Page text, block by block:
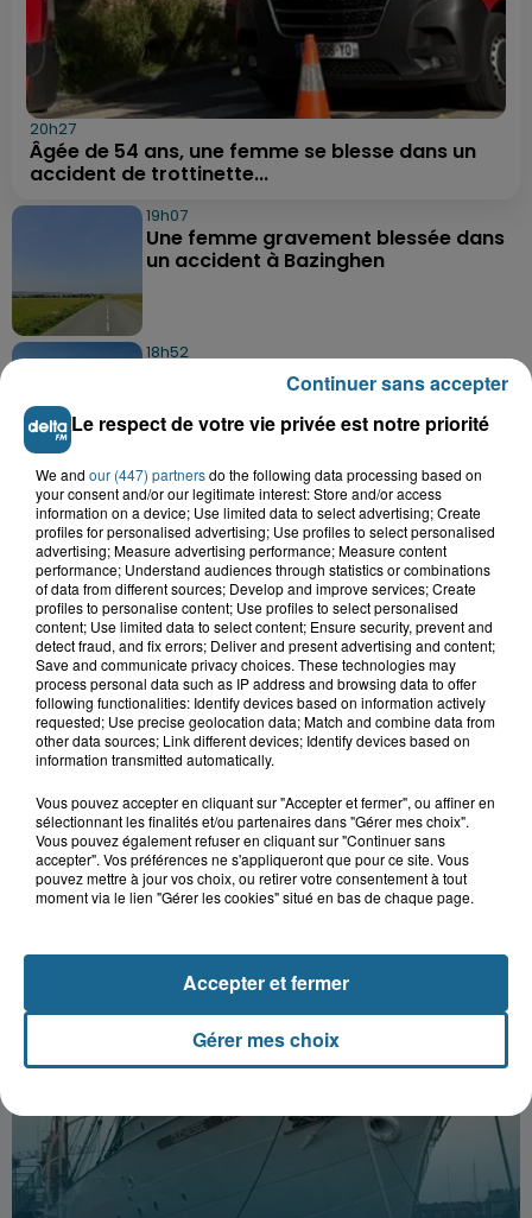
20h27
Âgée de 54 ans, une femme se blesse dans un
accident de trottinette...
19h07
Une femme gravement blessée dans
un accident à Bazinghen
18h52
Neufchâtel-Hardelot : un
rassemblement pour rendre
hommage aux...
18h04
Violent accident à Cléty : quatre
blessés, deux femmes en urgence...
17h44
Un homme mortellement percuté par
un train à Saint-Josse
NOS AUTRES PODCASTS
Le respect de votre vie privée est notre priorité
We and our (447) partnersdo the following data processing based on
your consent and/or our legitimate interest: Store and/or access
information on a device; Use limited data to select advertising; Create
profiles for personalised advertising; Use profiles to select personalised
advertising; Measure advertising performance; Measure content
performance; Understand audiences through statistics or combinations
of data from different sources; Develop and improve services; Create
profiles to personalise content; Use profiles to select personalised
content; Use limited data to select content; Ensure security, prevent and
detect fraud, and fix errors; Deliver and present advertising and content;
Save and communicate privacy choices. These technologies may
process personal data such as IP address and browsing data to offer
following functionalities: Identify devices based on information actively
requested; Use precise geolocation data; Match and combine data from
other data sources; Link different devices; Identify devices based on
information transmitted automatically.
Vous pouvez accepter en cliquant sur "Accepter et fermer", ou affiner en
sélectionnant les finalités et/ou partenaires dans "Gérer mes choix".
Vous pouvez également refuser en cliquant sur "Continuer sans
accepter". Vos préférences ne s'appliqueront que pour ce site. Vous
pouvez mettre à jour vos choix, ou retirer votre consentement à tout
moment via le lien "Gérer les cookies" situé en bas de chaque page.
Gérer mes choix
Accepter et fermer
Continuer sans accepter